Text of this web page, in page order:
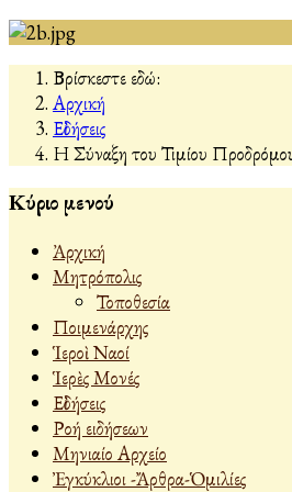
Βρίσκεστε εδώ:
Αρχική
Εἰδήσεις
Η Σύναξη του Τιμίου
Κύριο μενού
Ἀρχική
Μητρόπολις
Τοποθεσία
Ποιμενάρχης
Ἱεροὶ Ναοί
Ἱερὲς Μονές
Εἰδήσεις
Ροή ειδήσεων
Μηνιαίο Αρχείο
Ἐγκύκλιοι -Ἄρθρα-Ὁμιλίες